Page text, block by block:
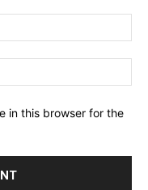
in this browser for the